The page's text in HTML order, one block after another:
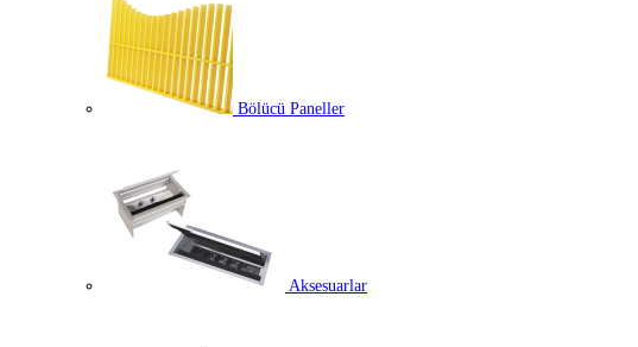
Bölücü Paneller
Aksesuarlar